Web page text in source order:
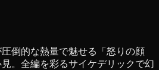
倒的な熱量で魅せる「怒りの顔
。全編を彩るサイケデリックで幻